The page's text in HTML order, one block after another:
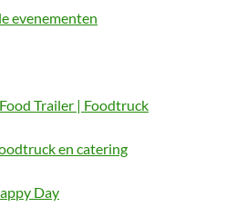
evenementen
Trailer | Foodtruck
en catering
Day